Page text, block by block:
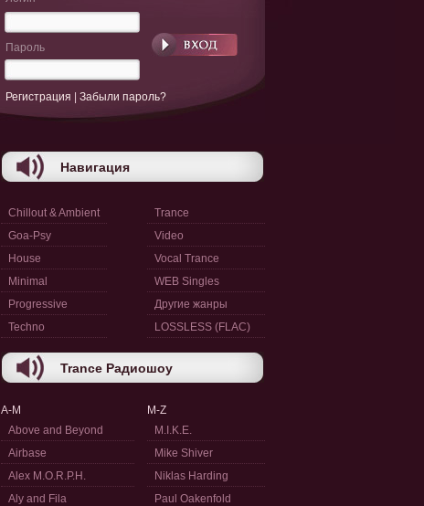
Пароль
Регистрация Забыли пароль?
Навигация
Chillout & Ambient
Goa-Psy
House
Minimal
Progressive
Techno
Trance
Video
Vocal Trance
WEB Singles
Другие жанры
LOSSLESS (FLAC)
Trance Радиошоу
A-M
Above and Beyond
Airbase
Alex M.O.R.P.H.
Aly and Fila
M-Z
M.I.K.E.
Mike Shiver
Niklas Harding
Paul Oakenfold